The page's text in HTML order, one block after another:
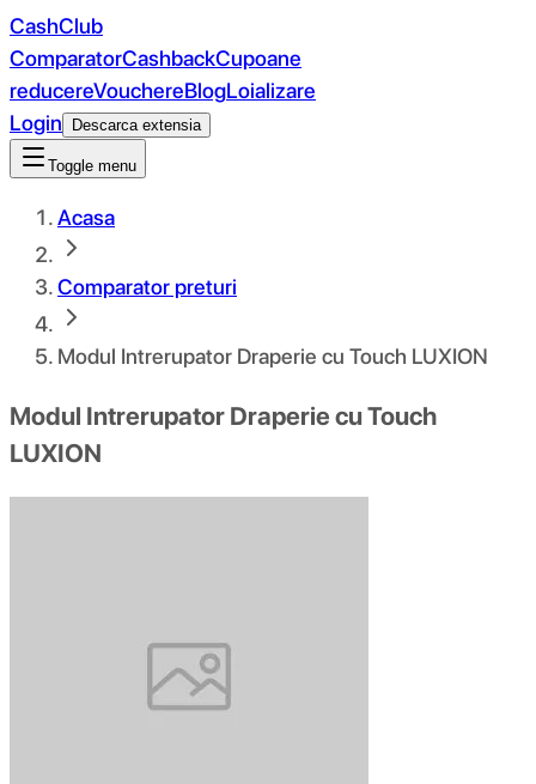
CashClub
ComparatorCashbackCupoane
reducereVouchereBlogLoializare
Login
Descarca extensia
Toggle menu
Acasa
Comparator preturi
Modul Intrerupator Draperie cu Touch LUXION
Modul Intrerupator Draperie cu Touch
LUXION